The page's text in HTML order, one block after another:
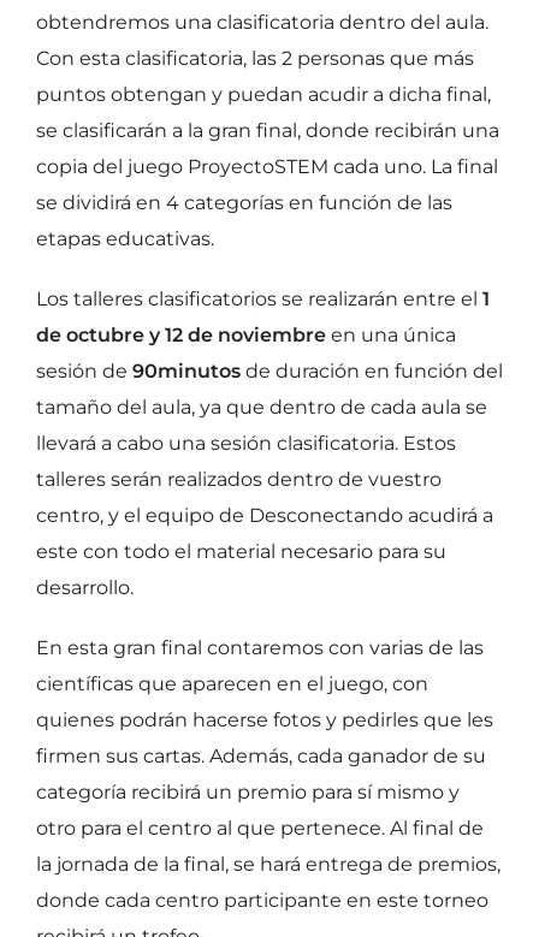
obtendremos una clasificatoria dentro del aula.
Con esta clasificatoria, las 2 personas que más
puntos obtengan y puedan acudir a dicha final,
se clasificarán a la gran final, donde recibirán una
copia del juego ProyectoSTEM cada uno. La final
se dividirá en 4 categorías en función de las
etapas educativas.
Los talleres clasificatorios se realizarán entre el 1
de octubre y 12 de noviembreen una única
sesión de 90minutos de duración en función del
tamaño del aula, ya que dentro de cada aula se
llevará a cabo una sesión clasificatoria. Estos
talleres serán realizados dentro de vuestro
centro, y el equipo de Desconectando acudirá a
este con todo el material necesario para su
desarrollo.
En esta gran final contaremos con varias de las
científicas que aparecen en el juego, con
quienes podrán hacerse fotos y pedirles que les
firmen sus cartas. Además, cada ganador de su
categoría recibirá un premio para sí mismo y
otro para el centro al que pertenece. Al final de
la jornada de la final, se hará entrega de premios,
donde cada centro participante en este torneo